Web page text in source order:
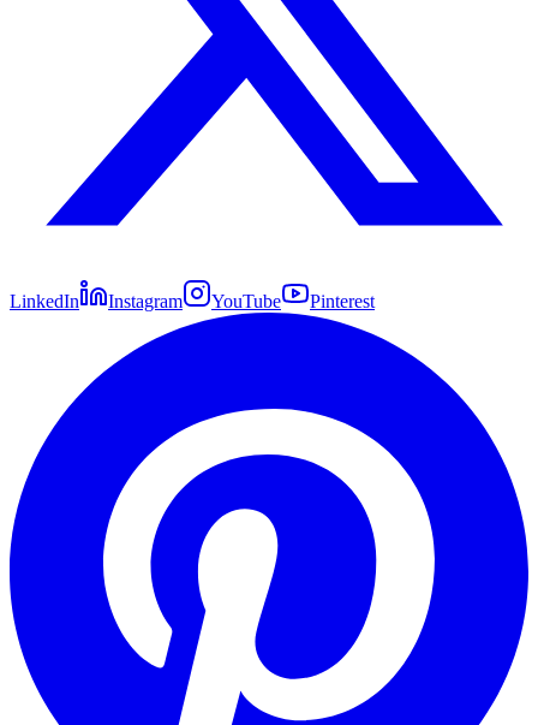
LinkedIn Instagram YouTube Pinterest